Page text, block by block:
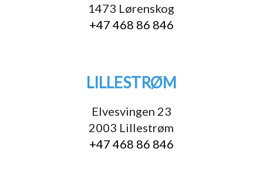
1473 Lørenskog
+47 468 86 846
LILLESTRØM
Elvesvingen 23
2003 Lillestrøm
+47 468 86 846